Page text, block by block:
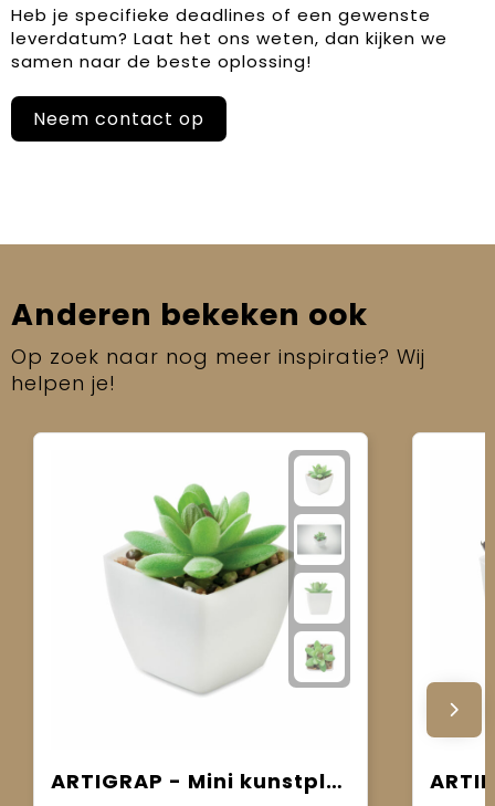
Heb je specifieke deadlines of een gewenste
leverdatum? Laat het ons weten, dan kijken we
samen naar de beste oplossing!
Neem contact op
Anderen bekeken ook
Op zoek naar nog meer inspiratie? Wij
helpen je!
ARTIGRAP - Mini kunstplant